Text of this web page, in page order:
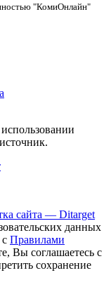
"КомиОнлайн"
сайта — Ditarget
данных
Правилами
Вы соглашаетесь с
сохранение